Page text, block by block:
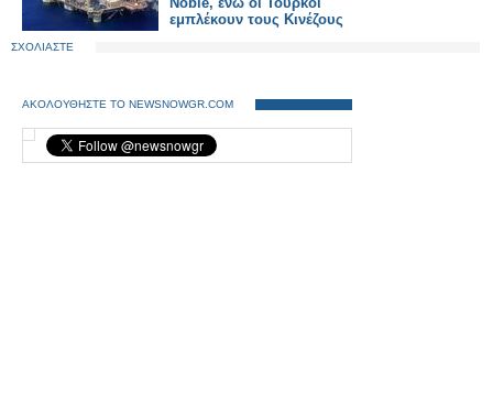
εμπλέκουν τους Κινέζους
ΣΧΟΛΙΑΣΤΕ
ΑΚΟΛΟΥΘΗΣΤΕ ΤΟ NEWSNOWGR.COM